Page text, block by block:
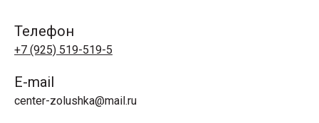
Телефон
+7 (925) 519-519-5
E-mail
center-zolushka@mail.ru